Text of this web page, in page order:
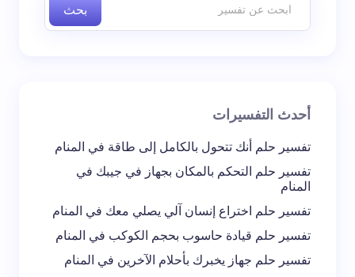
احفظ اسمي والبريد الإلكتروني في هذا المتصفح
لاستخدامه في المرة المقبلة في تعليقي.
بحث
أحدث التفسيرات
تفسير حلم أنك تتحول بالكامل إلى طاقة في المنام
تفسير حلم التحكم بالمكان بجهاز في جيبك في
المنام
تفسير حلم اختراع إنسان آلي يصلي معك في المنام
تفسير حلم قيادة حاسوب بحجم الكوكب في المنام
تفسير حلم جهاز يخبرك بأحلام الآخرين في المنام